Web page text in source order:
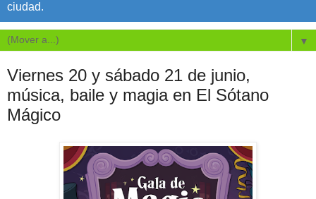
ciudad.
▼
Viernes 20 y sábado 21 de junio,
música, baile y magia en El Sótano
Mágico